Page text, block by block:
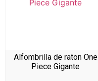
Alfombrilla de raton One
Piece Gigante